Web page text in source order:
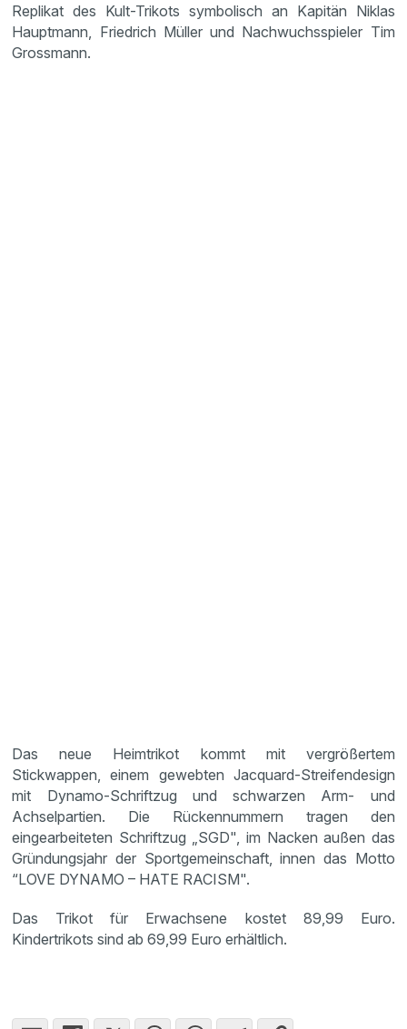
Replikat des Kult-Trikots symbolisch an Kapitän Niklas
Hauptmann, Friedrich Müller und Nachwuchsspieler Tim
Grossmann.
Das neue Heimtrikot kommt mit vergrößertem
Stickwappen, einem gewebten Jacquard-Streifendesign
mit Dynamo-Schriftzug und schwarzen Arm- und
Achselpartien. Die Rückennummern tragen den
eingearbeiteten Schriftzug „SGD", im Nacken außen das
Gründungsjahr der Sportgemeinschaft, innen das Motto
“LOVE DYNAMO – HATE RACISM".
Das Trikot für Erwachsene kostet 89,99 Euro.
Kindertrikots sind ab 69,99 Euro erhältlich.